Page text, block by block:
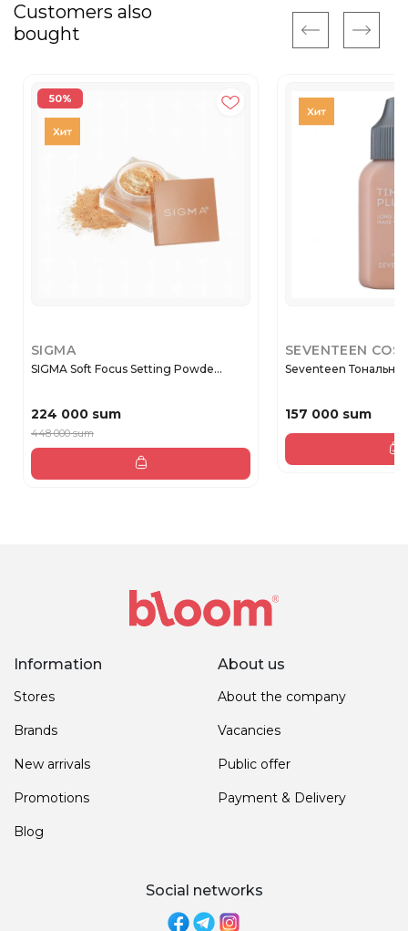
Customers also
bought
50%
SIGMA
SIGMA Soft Focus Setting Powde...
224 000 sum
448 000 sum
SEVENTEEN
Seventeen
157 000 sum
Information
Stores
Brands
New arrivals
Promotions
Blog
About us
About the company
Vacancies
Public offer
Payment & Delivery
Social networks